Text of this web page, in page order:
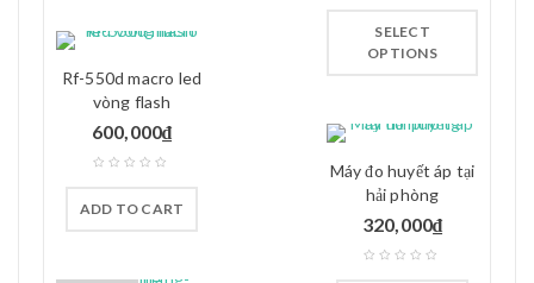
Rf-550d macro led
vòng flash
600,000₫
ADD TO CART
SELECT
OPTIONS
Máy đo huyết áp tại
hải phòng
320,000₫